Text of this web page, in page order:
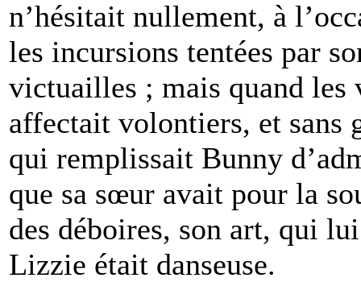
n’hésitait nullement, à
les incursions tentées par
victuailles ; mais quand
affectait volontiers, et sans
qui remplissait Bunny
que sa sœur avait pour la
des déboires, son art, qui
Lizzie était danseuse.